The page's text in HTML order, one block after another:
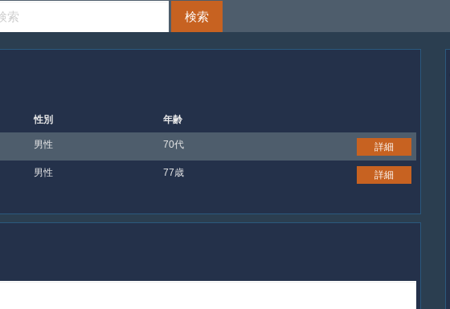
性別 年齢
男性 70代 詳細
男性 77歳 詳細